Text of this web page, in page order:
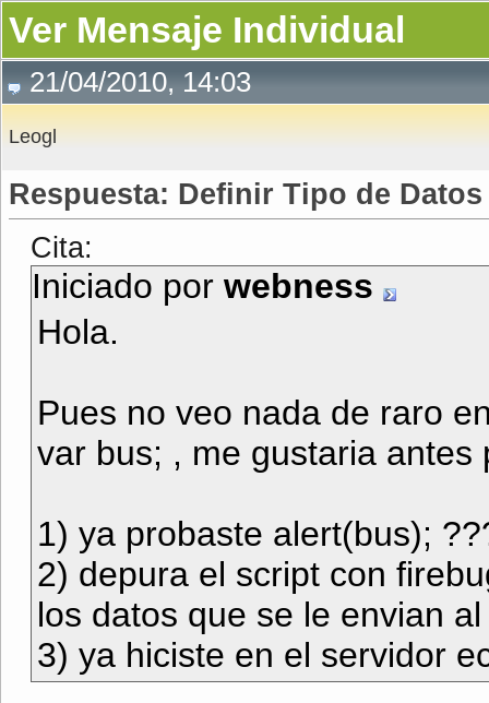
Ver Mensaje Individual
21/04/2010, 14:03
Leogl
Respuesta: Definir Tipo de
Cita:
Iniciado por webness
Hola.
Pues no veo nada de raro
var bus; , me gustaria
1) ya probaste alert(bus);
2) depura el script con
los datos que se le envian
3) ya hiciste en el servidor